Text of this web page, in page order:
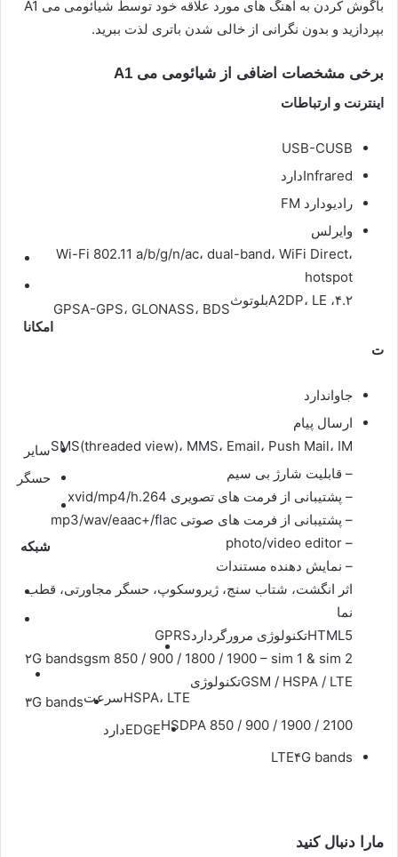
باگوش کردن به آهنگ های مورد علاقه خود توسط شیائومی می A1
بپردازید و بدون نگرانی از خالی شدن باتری لذت ببرید.
برخی مشخصات اضافی از شیائومی می A1
اینترنت و ارتباطات
USB
USB-C
Infraredدارد
رادیودارد FM
وایرلس
Wi-Fi 802.11 a/b/g/n/ac، dual-band، WiFi Direct،
hotspot
بلوتوث
۴.۲، A2DP، LE
GPSA-GPS، GLONASS، BDS
امکانا
ت
جاواندارد
ارسال پیام
SMS(threaded view)، MMS، Email، Push Mail، IMسایر
– قابلیت شارژ بی سیم
– پشتیبانی از فرمت های تصویری xvid/mp4/h.264
– پشتیبانی از فرمت های صوتی mp3/wav/eaac+/flac
– photo/video editor
– نمایش دهنده مستندات
حسگر
اثر انگشت، شتاب سنج، ژیروسکوپ، حسگر مجاورتی، قطب
نما
تکنولوژی مرورگرHTML5
شبکه
GPRSدارد
۲G bandsgsm 850 / 900 / 1800 / 1900 – sim 1 & sim 2
تکنولوژیGSM / HSPA / LTE
سرعتHSPA، LTE
۳G bands
HSDPA 850 / 900 / 1900 / 2100
EDGEدارد
۴G bandsLTE
مارا دنبال کنید